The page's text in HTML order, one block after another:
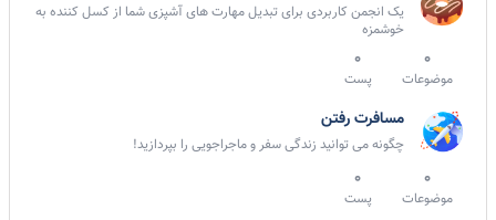
یک انجمن کاربردی برای تبدیل مهارت های آشپزی شما از کسل کننده به
خوشمزه
0
موضوعات
0
پست
مسافرت رفتن
چگونه می توانید زندگی سفر و ماجراجویی را بپردازید!
0
موضوعات
0
پست